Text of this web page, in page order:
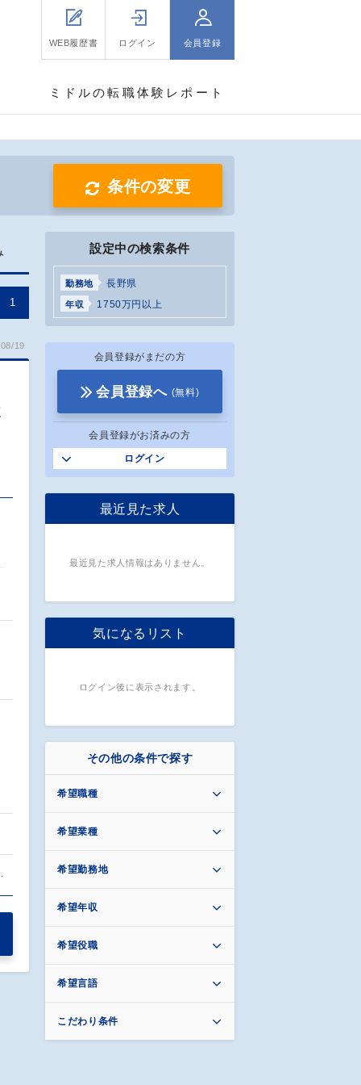
WEB履歴書 ログイン 会員登録
ミドルの転職体験レポート
条件の変更
1
19
設定中の検索条件
勤務地 長野県
年収 1750万円以上
会員登録がまだの方
会員登録へ (無料)
会員登録がお済みの方
ログイン
最近見た求人
最近見た求人情報はありません。
気になるリスト
ログイン後に表示されます。
その他の条件で探す
希望職種
希望業種
希望勤務地
希望年収
希望役職
希望言語
こだわり条件